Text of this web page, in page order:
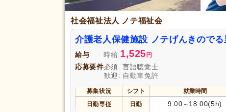
社会福祉法人 ノテ福祉会
介護老人保健施設 ノテげんきので
給与 時給 1,525 円
応募要件必須: 言語聴覚士
歓迎: 自動車免許
募集状況 シフト 就業時間
日勤専従
日勤 9:00 ～ 18:00(5h)